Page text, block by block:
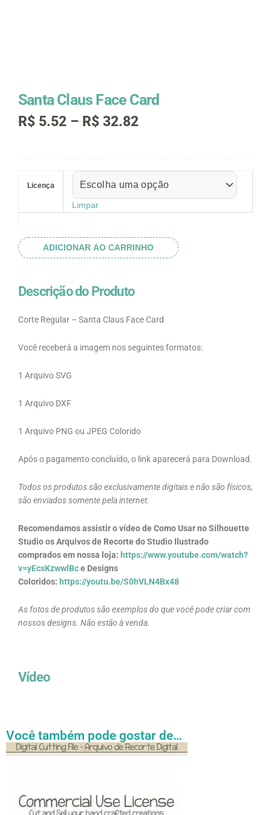
Santa Claus Face Card
R$ 5.52 – R$ 32.82Faixa
através
R$ 32.82
Licença
Limpar
Face
ADICIONAR AO CARRINHO
Descrição do Produto
Corte Regular – Santa Claus Face Card
Você receberá a imagem nos seguintes formatos:
1 Arquivo SVG
1 Arquivo DXF
1 Arquivo PNG ou JPEG Colorido
Após o pagamento concluído, o link aparecerá para Download.
Todos os produtos são exclusivamente digitais e não são físicos,
são enviados somente pela internet.
Recomendamos assistir o vídeo de Como Usar no Silhouette
Studio os Arquivos de Recorte do Studio Ilustrado
comprados em nossa loja: https://www.youtube.com/watch?
v=yEcsKzwwlBce Designs
Coloridos: https://youtu.be/S0hVLN4Bx48
As fotos de produtos são exemplos do que você pode criar com
nossos designs. Não estão à venda.
Vídeo
Você também pode gostar de…
Faixa
de
R$ 54.89
Este
variantes.